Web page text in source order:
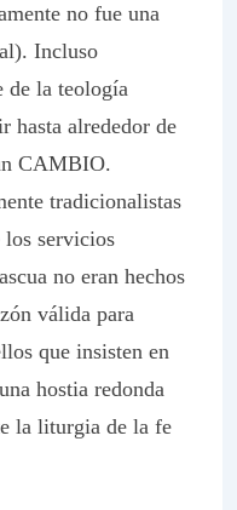
no fue una
Incluso
de la teología
hasta alrededor de
CAMBIO.
tradicionalistas
los servicios
no eran hechos
válida para
que insisten en
hostia redonda
la liturgia de la fe